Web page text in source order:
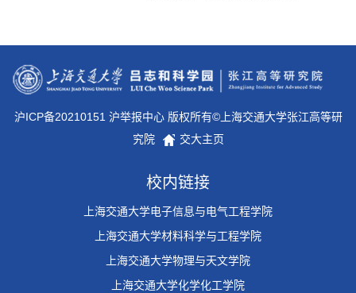
沪ICP备20210151 沪举报中心 版权所有©上海交通大学张江高等研
究院
交大主页
校内链接
上海交通大学电子信息与电气工程学院
上海交通大学材料科学与工程学院
上海交通大学物理与天文学院
上海交通大学化学化工学院